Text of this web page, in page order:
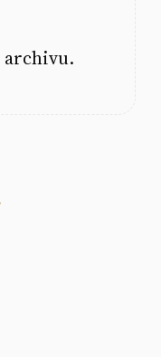
archivu.